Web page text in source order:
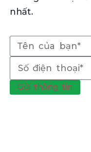
nhất.
Gửi thông tin